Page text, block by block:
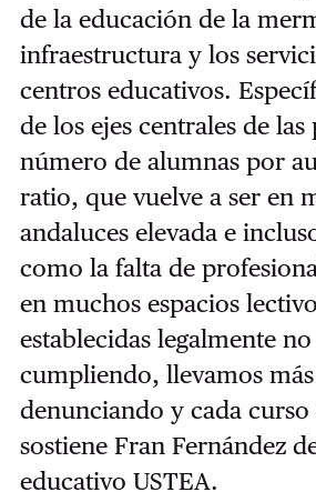
de la educación de la
infraestructura y los
centros educativos.
de los ejes centrales de las
número de alumnas por
ratio, que vuelve a ser en
andaluces elevada e
como la falta de
en muchos espacios
establecidas legalmente no
cumpliendo, llevamos
denunciando y cada curso
sostiene Fran Fernández
educativo USTEA.